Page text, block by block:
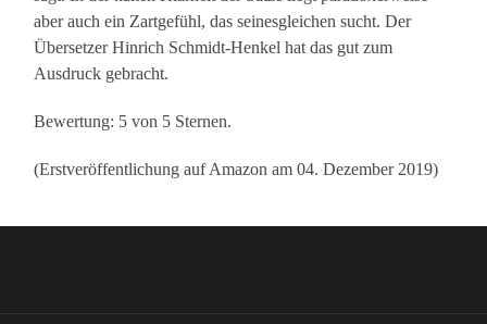
aber auch ein Zartgefühl, das seinesgleichen sucht. Der
Übersetzer Hinrich Schmidt-Henkel hat das gut zum
Ausdruck gebracht.
Bewertung: 5 von 5 Sternen.
(Erstveröffentlichung auf Amazon am 04. Dezember 2019)